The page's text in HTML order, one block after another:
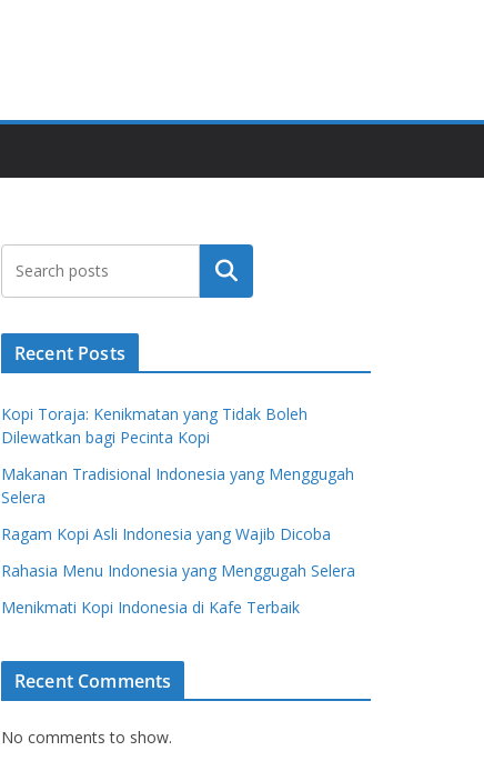
Search
Recent Posts
Kopi Toraja: Kenikmatan yang Tidak Boleh
Dilewatkan bagi Pecinta Kopi
Makanan Tradisional Indonesia yang Menggugah
Selera
Ragam Kopi Asli Indonesia yang Wajib Dicoba
Rahasia Menu Indonesia yang Menggugah Selera
Menikmati Kopi Indonesia di Kafe Terbaik
Recent Comments
No comments to show.